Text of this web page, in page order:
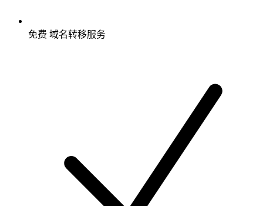
免费 域名转移服务